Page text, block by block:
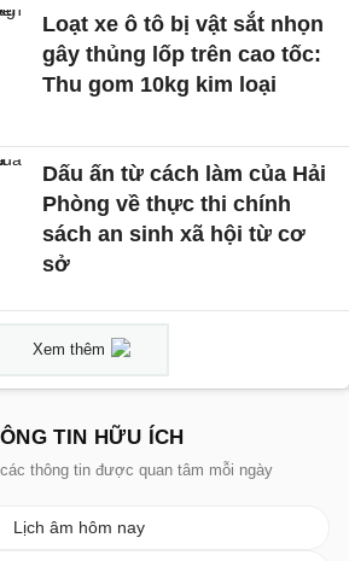
Loạt xe ô tô bị vật sắt nhọn
gây thủng lốp trên cao tốc:
Thu gom 10kg kim loại
Dấu ấn từ cách làm của Hải
Phòng về thực thi chính
sách an sinh xã hội từ cơ
sở
Xem thêm
TIN HỮU ÍCH
thông tin được quan tâm mỗi ngày
Lịch âm hôm nay